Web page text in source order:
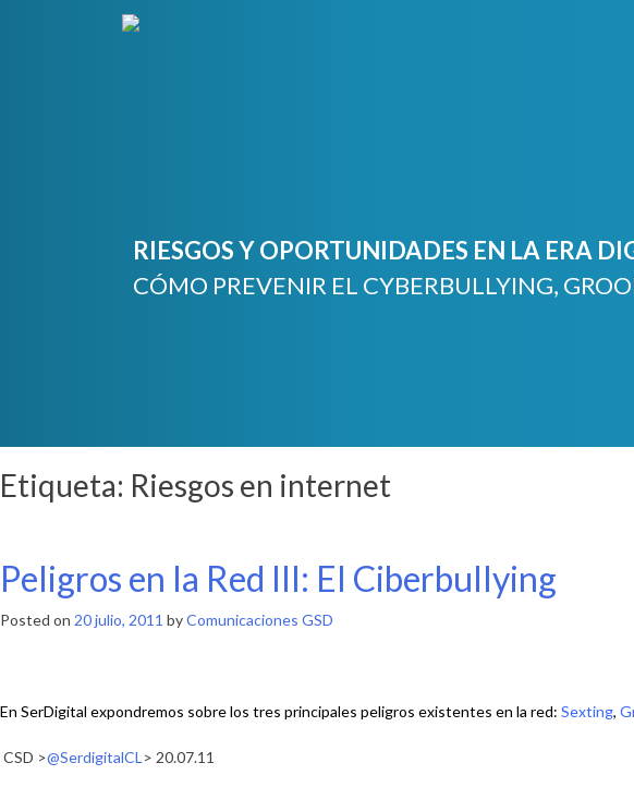
RIESGOS Y OPORTUNIDADES EN LA ERA
CÓMO PREVENIR EL CYBERBULLYING,
Etiqueta: Riesgos en internet
Peligros en la Red III: El Ciberbullying
Posted on 20 julio, 2011 byComunicaciones GSD
En SerDigital expondremos sobre los tres principales peligros existentes en la red: Sexting,
CSD >@SerdigitalCL > 20.07.11